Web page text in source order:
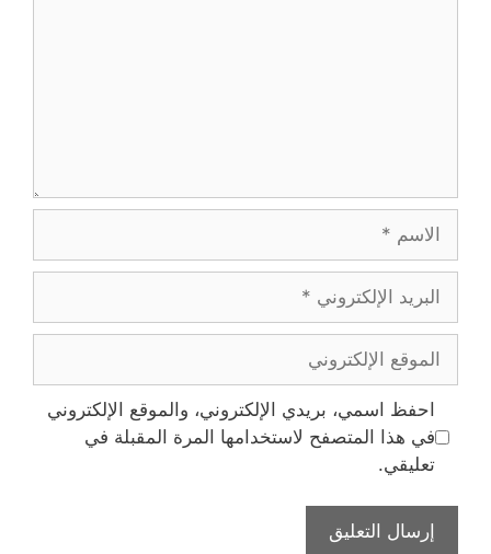
الإلكتروني
الإلكتروني
احفظ اسمي، بريدي الإلكتروني، والموقع الإلكتروني
في هذا المتصفح لاستخدامها المرة المقبلة في
تعليقي.